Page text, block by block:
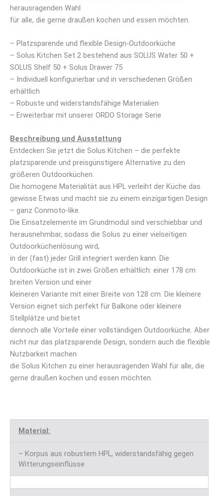
herausragenden Wahl
für alle, die gerne draußen kochen und essen möchten.
– Platzsparende und flexible Design-Outdoorküche
– Solus Kitchen Set 2 bestehend aus SOLUS Water 50 +
SOLUS Shelf 50 + Solus Drawer 75
– Individuell konfigurierbar und in verschiedenen Größen
erhältlich
– Robuste und widerstandsfähige Materialien
– Erweiterbar mit unserer ORDO Storage Serie
Beschreibung und Ausstattung
Entdecken Sie jetzt die Solus Kitchen – die perfekte
platzsparende und preisgünstigere Alternative zu den
größeren Outdoorküchen.
Die homogene Materialität aus HPL verleiht der Küche das
gewisse Etwas und macht sie zu einem einzigartigen Design
– ganz Conmoto-like.
Die Einsatzelemente im Grundmodul sind verschiebbar und
herausnehmbar, sodass die Solus zu einer vielseitigen
Outdoorküchenlösung wird,
in der (fast) jeder Grill integriert werden kann. Die
Outdoorküche ist in zwei Größen erhältlich: einer 178 cm
breiten Version und einer
kleineren Variante mit einer Breite von 128 cm. Die kleinere
Version eignet sich perfekt für Balkone oder kleinere
Stellplätze und bietet
dennoch alle Vorteile einer vollständigen Outdoorküche. Aber
nicht nur das platzsparende Design, sondern auch die flexible
Nutzbarkeit machen
die Solus Kitchen zu einer herausragenden Wahl für alle, die
gerne draußen kochen und essen möchten.
Material:
– Korpus aus robustem HPL, widerstandsfähig gegen
Witterungseinflüsse